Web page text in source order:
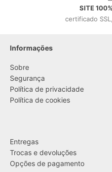
SITE
certificado
Informações
Sobre
Segurança
Política de privacidade
Política de cookies
Entregas
Trocas e devoluções
Opções de pagamento